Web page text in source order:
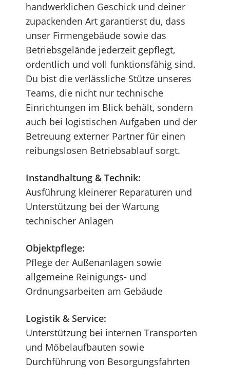
handwerklichen Geschick und deiner
zupackenden Art garantierst du, dass
unser Firmengebäude sowie das
Betriebsgelände jederzeit gepflegt,
ordentlich und voll funktionsfähig sind.
Du bist die verlässliche Stütze unseres
Teams, die nicht nur technische
Einrichtungen im Blick behält, sondern
auch bei logistischen Aufgaben und der
Betreuung externer Partner für einen
reibungslosen Betriebsablauf sorgt.
Instandhaltung & Technik:
Ausführung kleinerer Reparaturen und
Unterstützung bei der Wartung
technischer Anlagen
Objektpflege:
Pflege der Außenanlagen sowie
allgemeine Reinigungs- und
Ordnungsarbeiten am Gebäude
Logistik & Service:
Unterstützung bei internen Transporten
und Möbelaufbauten sowie
Durchführung von Besorgungsfahrten